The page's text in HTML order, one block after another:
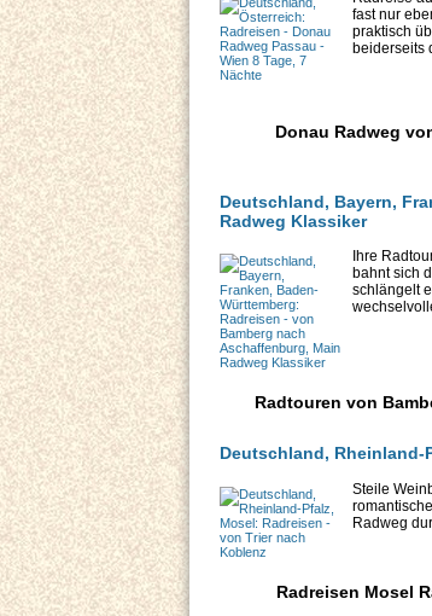
fast nur
praktisch
beiderseits
Donau Radweg
Deutschland, Bayern,
Radweg Klassiker
Ihre
bahnt sich
schlängelt
Radtouren von
Deutschland, Rheinland-
Steile
Radweg
Radreisen Mosel